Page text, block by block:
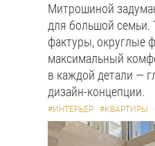
Митрошиной
для большой семьи.
фактуры, округлые
максимальный
в каждой детали —
дизайн-концепции.
#ИНТЕРЬЕР #КВАРТИРЫ